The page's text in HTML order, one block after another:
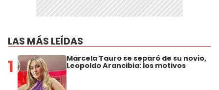
LAS MÁS LEÍDAS
1 Marcela Tauro se separó de su novio,
Leopoldo Arancibia: los motivos